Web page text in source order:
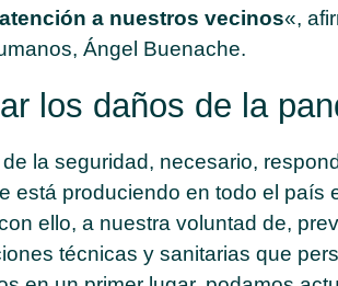
a nuestros vecinos«,
Ángel Buenache.
los daños de la
la seguridad, necesario,
está produciendo en todo el país
ello, a nuestra voluntad de,
técnicas y sanitarias que